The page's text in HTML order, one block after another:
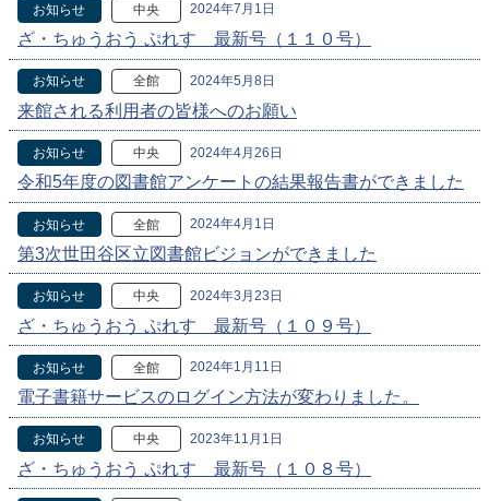
お知らせ 中央 2024年7月1日
ざ・ちゅうおう ぷれす 最新号（１１０号）
お知らせ 全館 2024年5月8日
来館される利用者の皆様へのお願い
お知らせ 中央 2024年4月26日
令和5年度の図書館アンケートの結果報告書ができました
お知らせ 全館 2024年4月1日
第3次世田谷区立図書館ビジョンができました
お知らせ 中央 2024年3月23日
ざ・ちゅうおう ぷれす 最新号（１０９号）
お知らせ 全館 2024年1月11日
電子書籍サービスのログイン方法が変わりました。
お知らせ 中央 2023年11月1日
ざ・ちゅうおう ぷれす 最新号（１０８号）